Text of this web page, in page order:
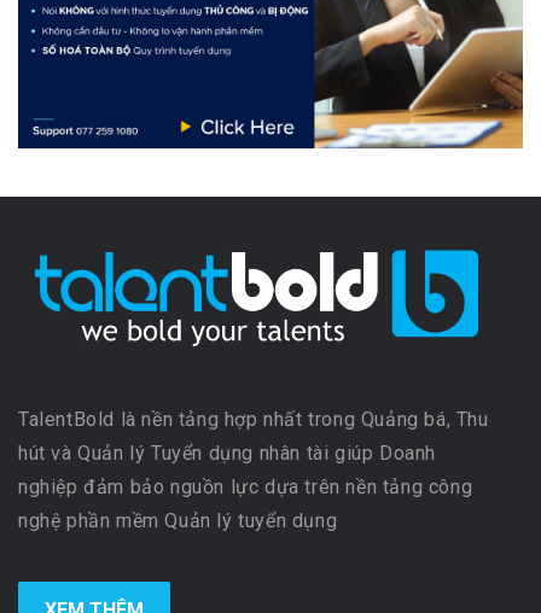
TalentBold là nền tảng hợp nhất trong Quảng bá, Thu
hút và Quản lý Tuyển dụng nhân tài giúp Doanh
nghiệp đảm bảo nguồn lực dựa trên nền tảng công
nghệ phần mềm Quản lý tuyển dụng